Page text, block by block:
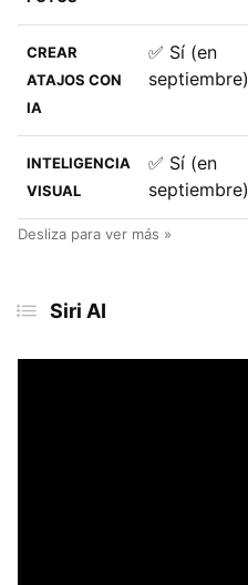
CREAR
ATAJOS CON
IA
✅ Sí (en
septiembre)
INTELIGENCIA
VISUAL
✅ Sí (en
septiembre)
Siri AI